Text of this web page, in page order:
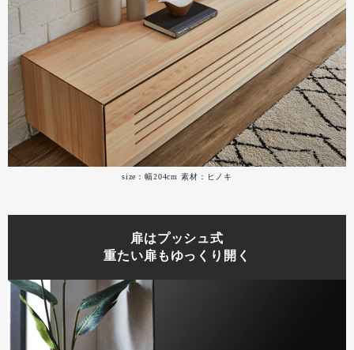
size：幅204cm 素材：ヒノキ
扉はプッシュ式
重たい扉もゆっくり開く